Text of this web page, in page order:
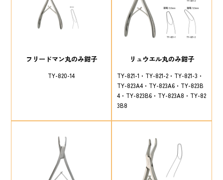
フリードマン丸のみ鉗子
TY-820-14
リュウエル丸のみ鉗子
TY-821-1 TY-821-2
TY-821-3
TY-823A4
TY-823A6
TY-823B
4
TY-823B6 TY-823A8
TY-82
3B8